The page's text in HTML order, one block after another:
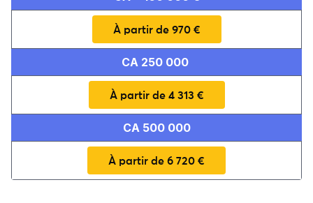
À partir de 970 €
CA 250 000
À partir de 4 313 €
CA 500 000
À partir de 6 720 €